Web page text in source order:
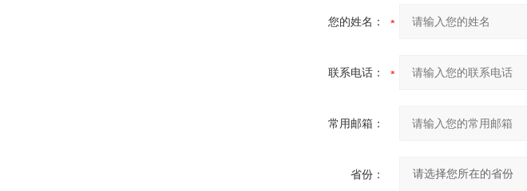
您的姓名：
联系电话：
常用邮箱：
省份：